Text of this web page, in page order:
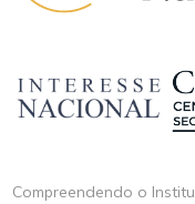
Compreendendo o